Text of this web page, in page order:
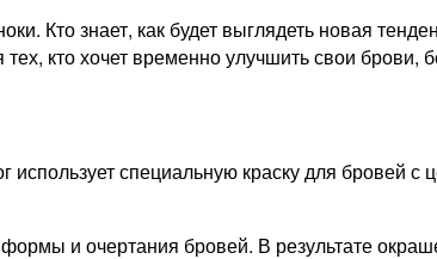
Кто знает, как будет выглядеть новая
кто хочет временно улучшить свои брови,
специальную краску для бровей
и очертания бровей. В результате